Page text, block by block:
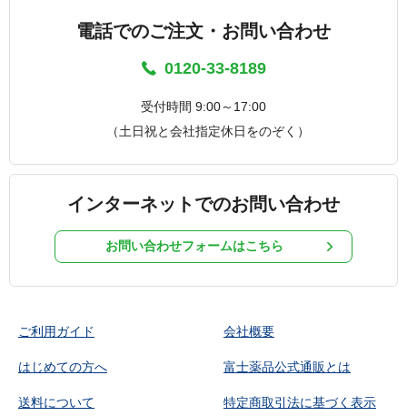
電話でのご注文・お問い合わせ
0120-33-8189
受付時間 9:00～17:00
（土日祝と会社指定休日をのぞく）
インターネットでのお問い合わせ
お問い合わせフォームはこちら
ご利用ガイド
はじめての方へ
送料について
会社概要
富士薬品公式通販とは
特定商取引法に基づく表示